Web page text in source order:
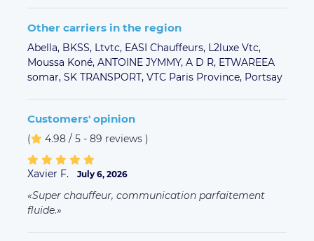
Other carriers in the region
Abella, BKSS, Ltvtc, EASI Chauffeurs, L2luxe Vtc,
Moussa Koné, ANTOINE JYMMY, A D R, ETWAREEA
somar, SK TRANSPORT, VTC Paris Province, Portsay
Customers' opinion
( 4.98 / 5 - 89 reviews )
Xavier F. July 6, 2026
Super chauffeur, communication parfaitement
fluide.